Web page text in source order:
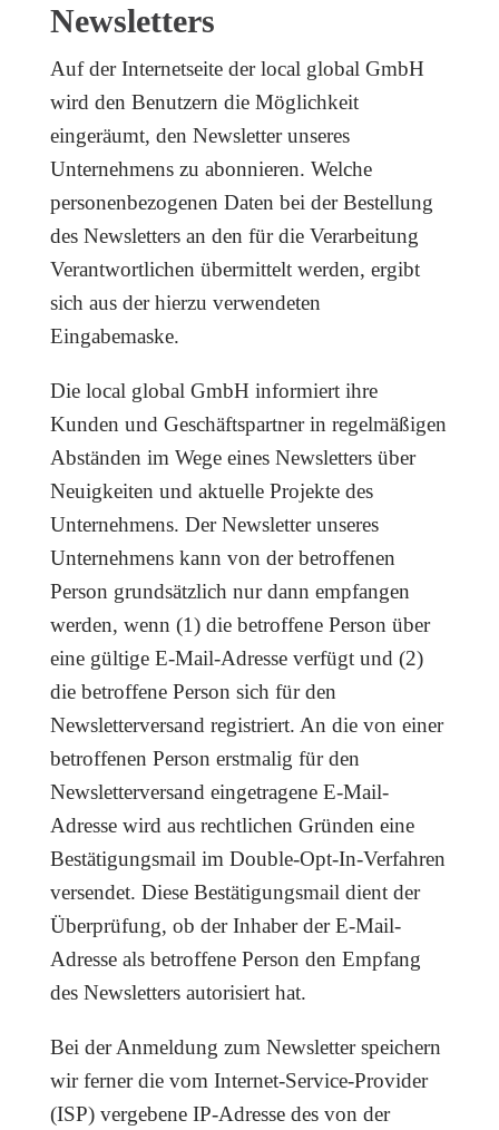
Newsletters
Auf der Internetseite der local global GmbH
wird den Benutzern die Möglichkeit
eingeräumt, den Newsletter unseres
Unternehmens zu abonnieren. Welche
personenbezogenen Daten bei der Bestellung
des Newsletters an den für die Verarbeitung
Verantwortlichen übermittelt werden, ergibt
sich aus der hierzu verwendeten
Eingabemaske.
Die local global GmbH informiert ihre
Kunden und Geschäftspartner in regelmäßigen
Abständen im Wege eines Newsletters über
Neuigkeiten und aktuelle Projekte des
Unternehmens. Der Newsletter unseres
Unternehmens kann von der betroffenen
Person grundsätzlich nur dann empfangen
werden, wenn (1) die betroffene Person über
eine gültige E-Mail-Adresse verfügt und (2)
die betroffene Person sich für den
Newsletterversand registriert. An die von einer
betroffenen Person erstmalig für den
Newsletterversand eingetragene E-Mail-
Adresse wird aus rechtlichen Gründen eine
Bestätigungsmail im Double-Opt-In-Verfahren
versendet. Diese Bestätigungsmail dient der
Überprüfung, ob der Inhaber der E-Mail-
Adresse als betroffene Person den Empfang
des Newsletters autorisiert hat.
Bei der Anmeldung zum Newsletter speichern
wir ferner die vom Internet-Service-Provider
(ISP) vergebene IP-Adresse des von der